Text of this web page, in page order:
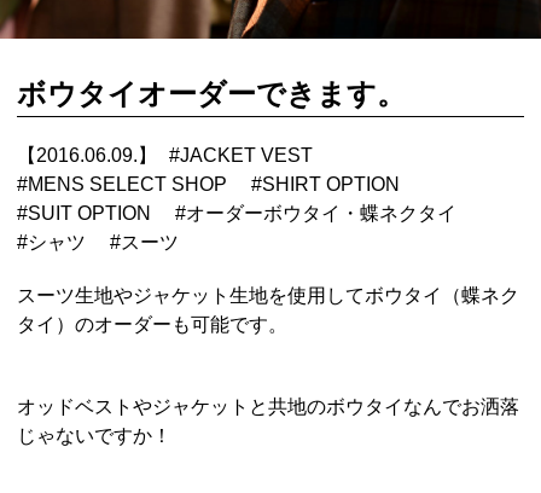
ボウタイオーダーできます。
【2016.06.09.】 #JACKET VEST
#MENS SELECT SHOP #SHIRT OPTION
#SUIT OPTION #オーダーボウタイ・蝶ネクタイ
#シャツ #スーツ
スーツ生地やジャケット生地を使用してボウタイ（蝶ネク
タイ）のオーダーも可能です。
オッドベストやジャケットと共地のボウタイなんでお洒落
じゃないですか！